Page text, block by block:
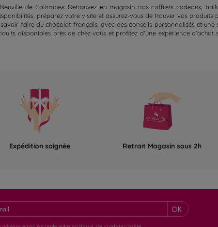
de Colombes. Retrouvez en magasin nos coffrets cadeaux,
préparez votre visite et assurez-vous de trouver vos produits
faire du chocolat français, avec des conseils personnalisés et
disponibles près de chez vous et profitez d'une expérience
Expédition soignée Retrait Magasin sous 2h
OK